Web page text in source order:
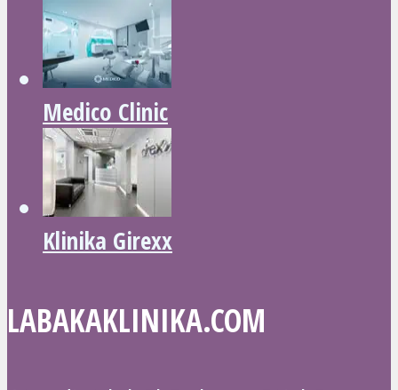
Medico Clinic
Klinika Girexx
LABAKAKLINIKA.COM